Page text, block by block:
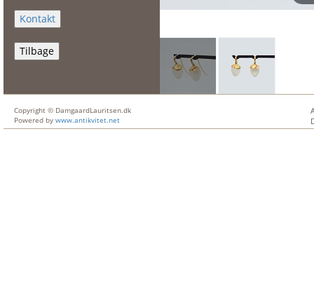
Tilbage
Copyright © DamgaardLauritsen.dk
Powered by www.antikvitet.net